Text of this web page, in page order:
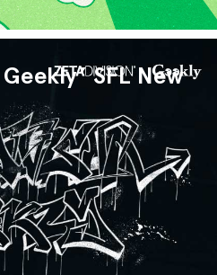
SFL New